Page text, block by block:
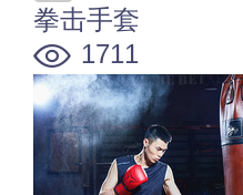
拳击手套
1711